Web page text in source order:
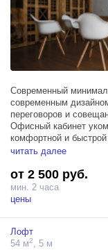
Современный
современным
переговоров и
Офисный кабинет
комфортной и
контроль, Apple TV,
освещение
съёмки.
Вторая часть офиса -
читать далее
от 2 500 руб.
мин. 2 часа
цены
Лофт
54 м2, 5 м